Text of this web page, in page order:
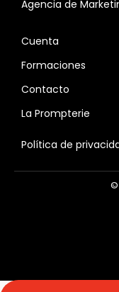
Agencia de
Cuenta
Formaciones
Contacto
La Prompterie
Política de
©